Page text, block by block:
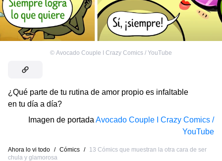
© Avocado Couple I Crazy Comics / YouTube
¿Qué parte de tu rutina de amor propio es infaltable
en tu día a día?
Imagen de portada Avocado Couple I Crazy Comics /
YouTube
Ahora lo vi todo / Cómics /
13 Cómics que muestran la otra cara de ser
chula y glamorosa